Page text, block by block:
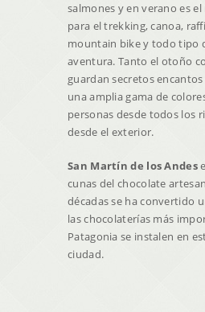
salmones y en verano es
para el trekking, canoa,
mountain bike y todo tipo
aventura. Tanto el otoño
guardan secretos
una amplia gama de
personas desde todos los
desde el exterior.
San Martín de los Andes
cunas del chocolate
décadas se ha convertido
las chocolaterías más
Patagonia se instalen en
ciudad.